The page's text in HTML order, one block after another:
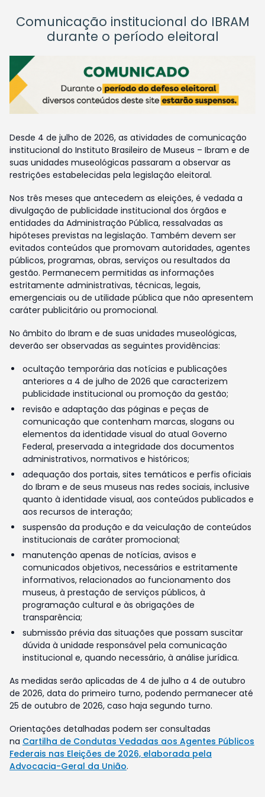
Comunicação institucional do IBRAM
durante o período eleitoral
Desde 4 de julho de 2026, as atividades de comunicação
institucional do Instituto Brasileiro de Museus – Ibram e de
suas unidades museológicas passaram a observar as
restrições estabelecidas pela legislação eleitoral.
Nos três meses que antecedem as eleições, é vedada a
divulgação de publicidade institucional dos órgãos e
entidades da Administração Pública, ressalvadas as
hipóteses previstas na legislação. Também devem ser
evitados conteúdos que promovam autoridades, agentes
públicos, programas, obras, serviços ou resultados da
gestão. Permanecem permitidas as informações
estritamente administrativas, técnicas, legais,
emergenciais ou de utilidade pública que não apresentem
caráter publicitário ou promocional.
No âmbito do Ibram e de suas unidades museológicas,
deverão ser observadas as seguintes providências:
ocultação temporária das notícias e publicações
anteriores a 4 de julho de 2026 que caracterizem
publicidade institucional ou promoção da gestão;
revisão e adaptação das páginas e peças de
comunicação que contenham marcas, slogans ou
elementos da identidade visual do atual Governo
Federal, preservada a integridade dos documentos
administrativos, normativos e históricos;
adequação dos portais, sites temáticos e perfis oficiais
do Ibram e de seus museus nas redes sociais, inclusive
quanto à identidade visual, aos conteúdos publicados e
aos recursos de interação;
suspensão da produção e da veiculação de conteúdos
institucionais de caráter promocional;
manutenção apenas de notícias, avisos e
comunicados objetivos, necessários e estritamente
informativos, relacionados ao funcionamento dos
museus, à prestação de serviços públicos, à
programação cultural e às obrigações de
transparência;
submissão prévia das situações que possam suscitar
dúvida à unidade responsável pela comunicação
institucional e, quando necessário, à análise jurídica.
As medidas serão aplicadas de 4 de julho a 4 de outubro
de 2026, data do primeiro turno, podendo permanecer até
25 de outubro de 2026, caso haja segundo turno.
Orientações detalhadas podem ser consultadas
na Cartilha de Condutas Vedadas aos Agentes Públicos
Federais nas Eleições de 2026, elaborada pela
Advocacia-Geral da União.